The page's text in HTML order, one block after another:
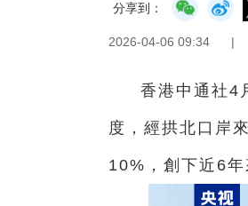
分享到：
2026-04-06 09:34 |
香港中通社4
度，經拱北口岸
10%，創下近6年